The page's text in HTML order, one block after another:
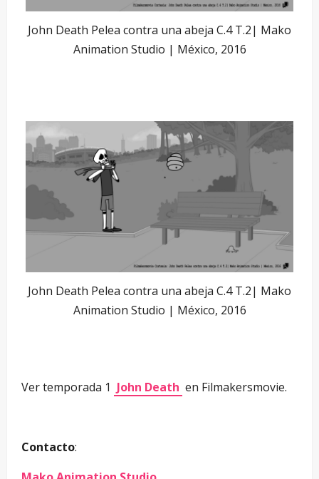
John Death Pelea contra una abeja C.4 T.2| Mako
Animation Studio | México, 2016
John Death Pelea contra una abeja C.4 T.2| Mako
Animation Studio | México, 2016
Ver temporada 1 John Death en Filmakersmovie.
Contacto: